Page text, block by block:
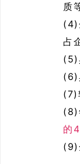
质
(4)
占
(5)
(6)
(7)
(8)
的
(9)